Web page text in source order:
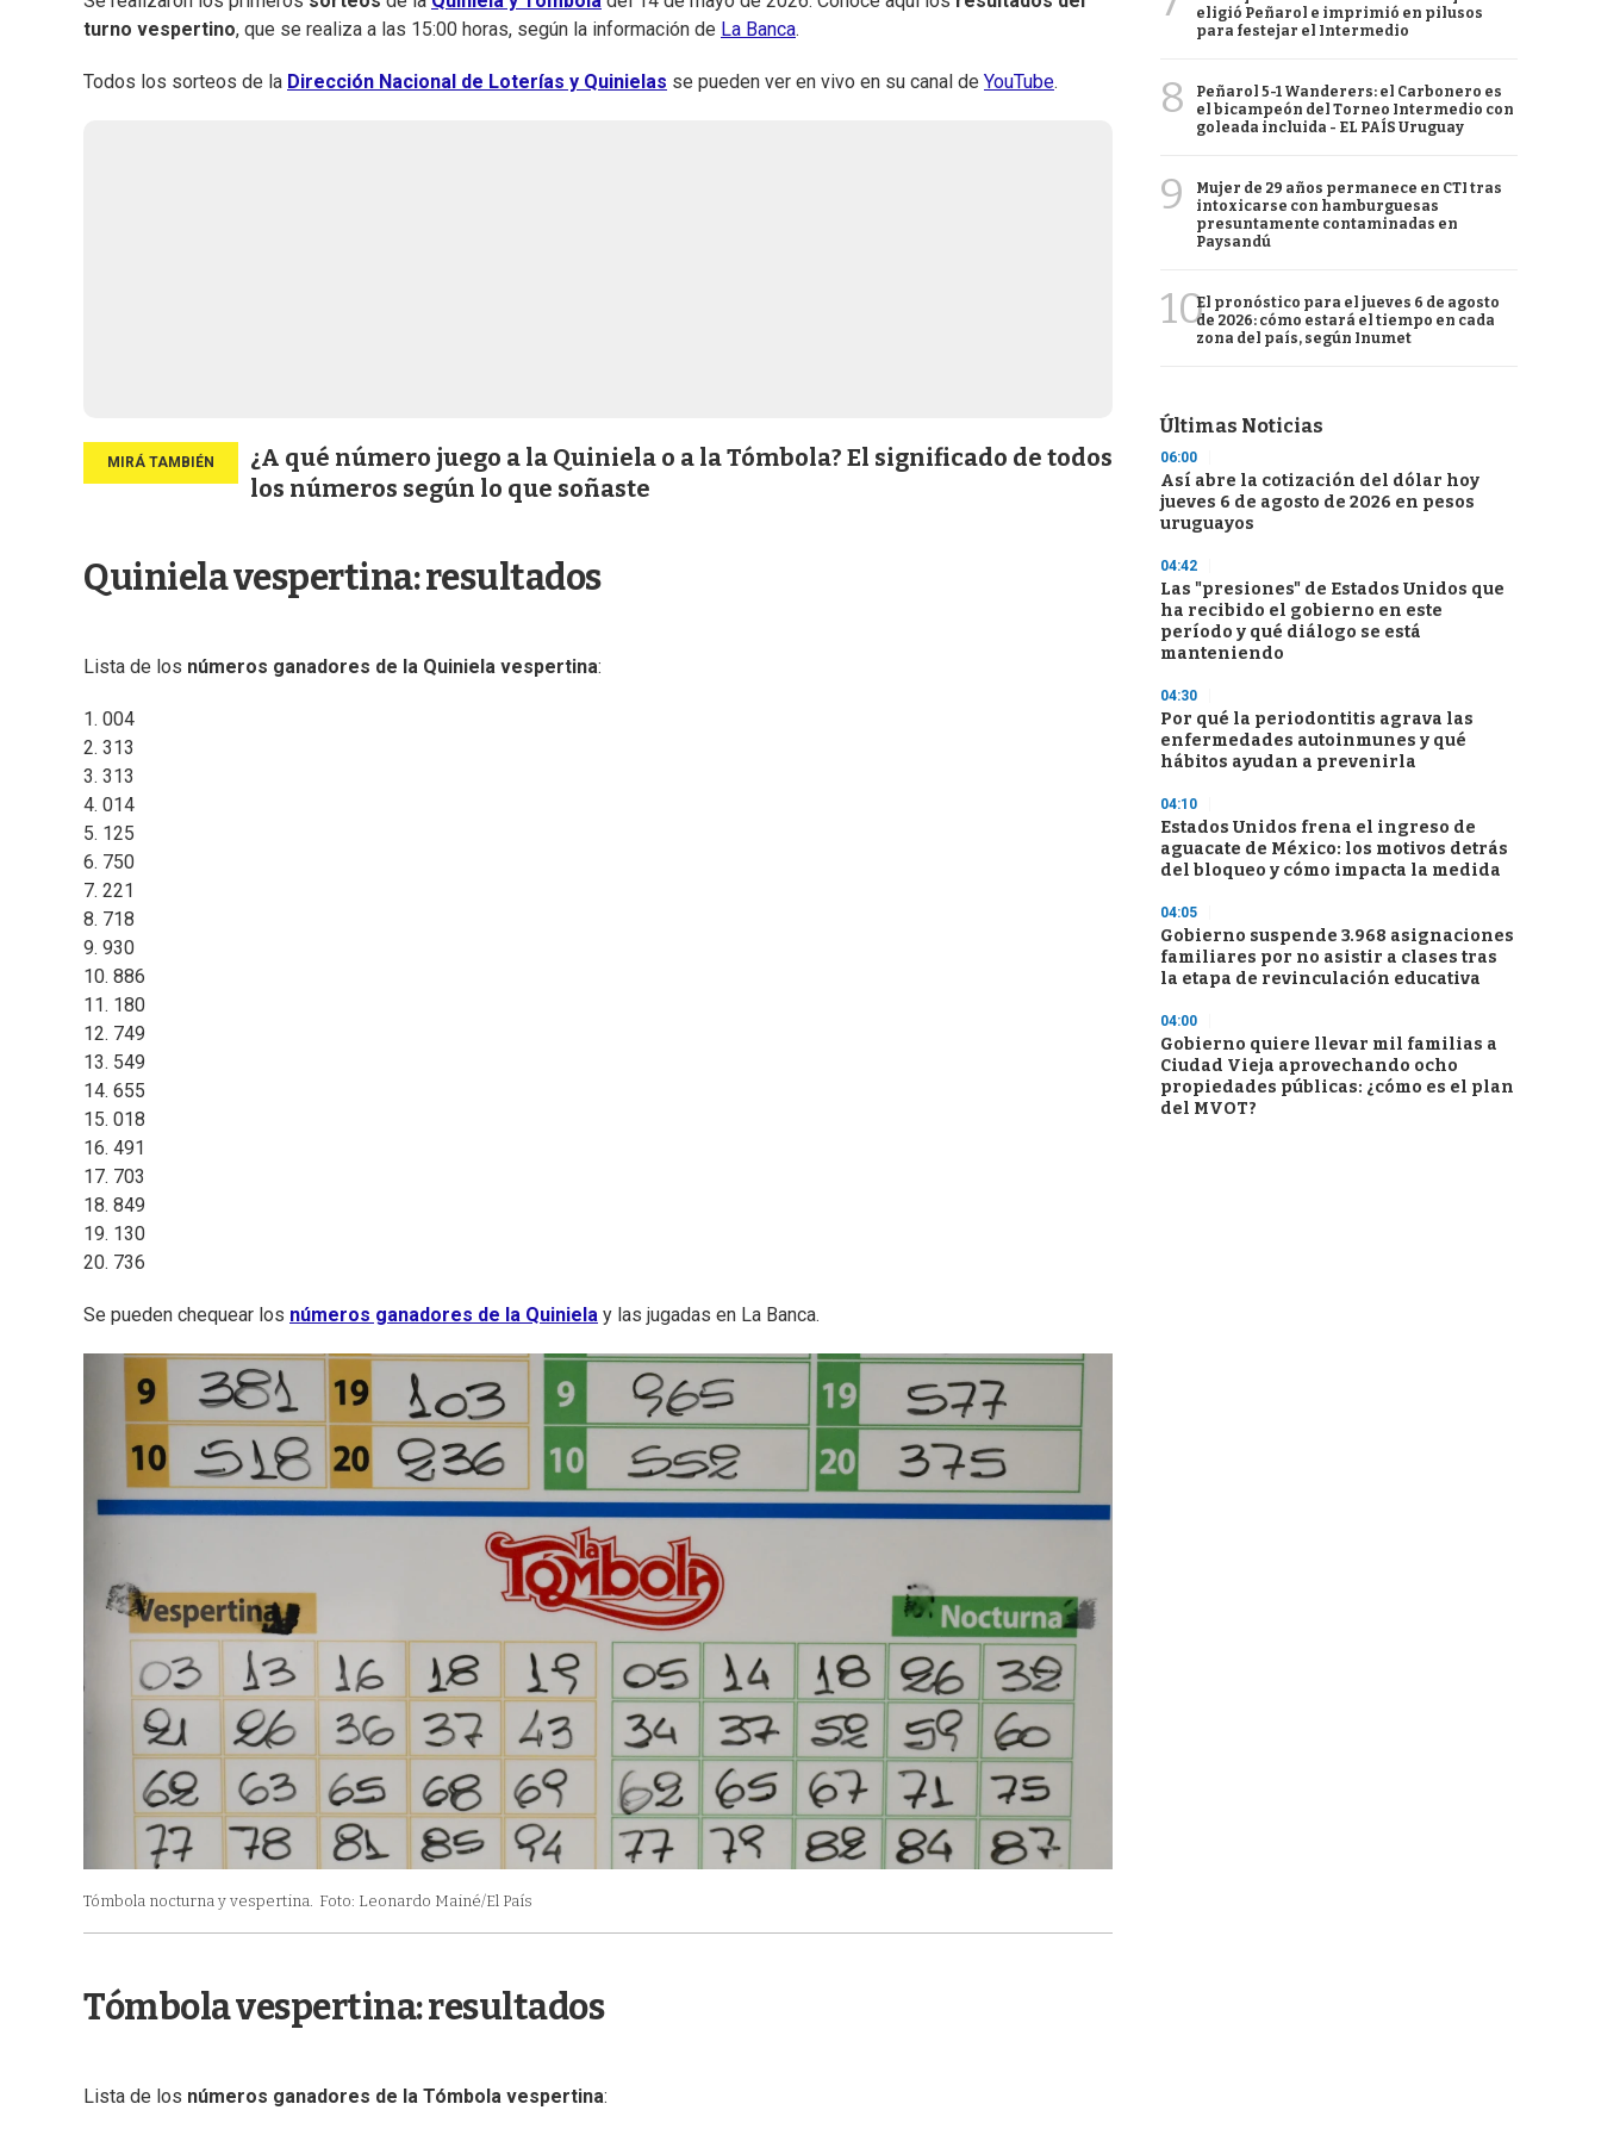
turno vespertino, que se realiza a las 15:00 horas, según la información de La Banca.
Todos los sorteos de la Dirección Nacional de Loterías y Quinielas se pueden ver en vivo en su canal de YouTube.
¿A qué número juego a la Quiniela o a la Tómbola? El significado de todos
los números según lo que soñaste
Quiniela vespertina: resultados
Lista de los números ganadores de la Quiniela vespertina:
1. 004
2. 313
3. 313
4. 014
5. 125
6. 750
7. 221
8. 718
9. 930
10. 886
11. 180
12. 749
13. 549
14. 655
15. 018
16. 491
17. 703
18. 849
19. 130
20. 736
Se pueden chequear los números ganadores de la Quiniela y las jugadas en La Banca.
Tómbola nocturna y vespertina. Foto: Leonardo Mainé/El País
Tómbola vespertina: resultados
Lista de los números ganadores de la Tómbola vespertina:
eligió Peñarol e imprimió en pilusos
para festejar el Intermedio
8
Peñarol 5-1 Wanderers: el Carbonero es
el bicampeón del Torneo Intermedio con
goleada incluida - EL PAÍS Uruguay
9
Mujer de 29 años permanece en CTI tras
intoxicarse con hamburguesas
presuntamente contaminadas en
Paysandú
10El pronóstico para el jueves 6 de agosto
de 2026: cómo estará el tiempo en cada
zona del país, según Inumet
Últimas Noticias
06:00
Así abre la cotización del dólar hoy
jueves 6 de agosto de 2026 en pesos
uruguayos
04:42
Las "presiones" de Estados Unidos que
ha recibido el gobierno en este
período y qué diálogo se está
manteniendo
04:30
Por qué la periodontitis agrava las
enfermedades autoinmunes y qué
hábitos ayudan a prevenirla
04:10
Estados Unidos frena el ingreso de
aguacate de México: los motivos detrás
del bloqueo y cómo impacta la medida
04:05
Gobierno suspende 3.968 asignaciones
familiares por no asistir a clases tras
la etapa de revinculación educativa
04:00
Gobierno quiere llevar mil familias a
Ciudad Vieja aprovechando ocho
propiedades públicas: ¿cómo es el plan
del MVOT?